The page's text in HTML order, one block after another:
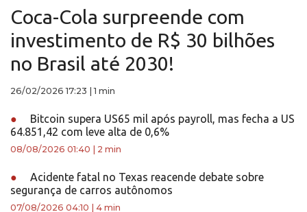
Coca-Cola surpreende com
investimento de R$ 30 bilhões
no Brasil até 2030!
26/02/2026 17:23 |1 min
●
Bitcoin supera US65 mil após payroll, mas fecha a US
64.851,42 com leve alta de 0,6%
08/08/2026 01:40 2 min
●
Acidente fatal no Texas reacende debate sobre
segurança de carros autônomos
07/08/2026 04:10 4 min